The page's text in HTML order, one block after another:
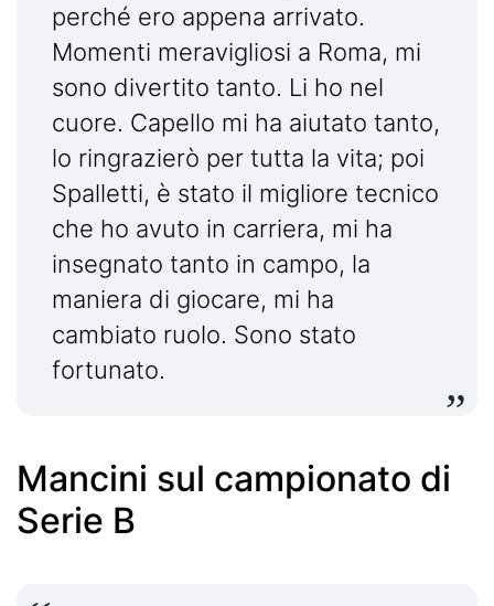
perché ero appena arrivato.
Momenti meravigliosi a Roma, mi
sono divertito tanto. Li ho nel
cuore. Capello mi ha aiutato tanto,
lo ringrazierò per tutta la vita; poi
Spalletti, è stato il migliore tecnico
che ho avuto in carriera, mi ha
insegnato tanto in campo, la
maniera di giocare, mi ha
cambiato ruolo. Sono stato
fortunato.
Mancini sul campionato di
Serie B